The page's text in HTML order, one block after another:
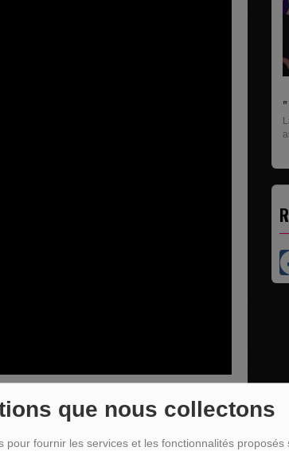
que nous collectons
pour fournir les services et les fonctionnalités proposés
" C'EST UNE BONNE NOUVELLE C'EST
La rubrique économique qui donne la